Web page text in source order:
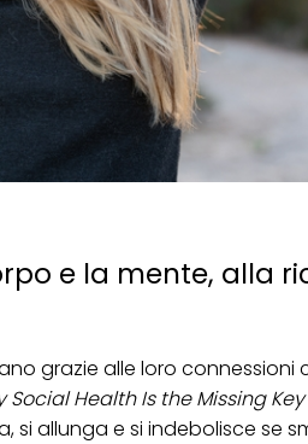
e la mente, alla
grazie alle loro connessioni
Health Is the Missing
allunga e si indebolisce se